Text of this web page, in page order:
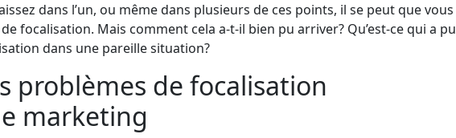
dans l’un, ou même dans plusieurs de ces points, il se peut que vous
focalisation. Mais comment cela a-t-il bien pu arriver? Qu’est-ce qui a pu
dans une pareille situation?
problèmes de focalisation
marketing